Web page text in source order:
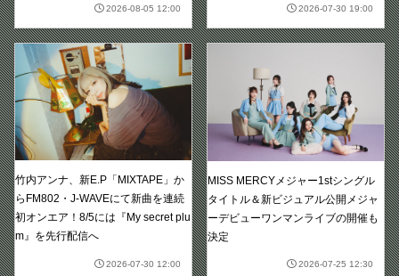
2026-08-05 12:00 2026-07-30 19:00
竹内アンナ、新E.P「MIXTAPE」か
らFM802・J-WAVEにて新曲を連続
初オンエア！8/5には『My secret plu
m』を先行配信へ
2026-07-30 12:00
MISS MERCYメジャー1stシングル
タイトル＆新ビジュアル公開メジャ
ーデビューワンマンライブの開催も
決定
2026-07-25 12:30